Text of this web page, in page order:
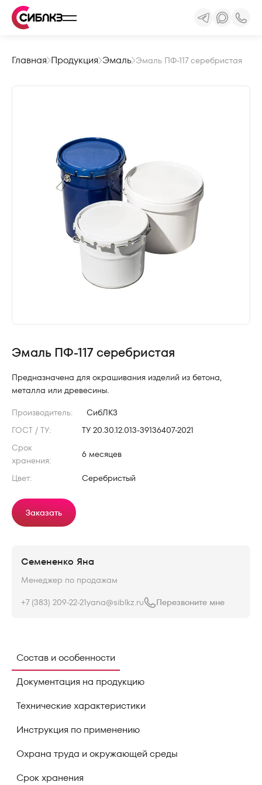
Главная Продукция Эмаль Эмаль ПФ-117 серебристая
Эмаль ПФ-117 серебристая
Предназначена для окрашивания изделий из бетона,
металла или древесины.
Производитель:
СибЛКЗ
ГОСТ / ТУ:
ТУ 20.30.12.013-39136407-2021
Срок
хранения:
6 месяцев
Цвет: Серебристый
Заказать
Семененко Яна
Менеджер по продажам
+7 (383) 209-22-21yana@siblkz.ru Перезвоните мне
Состав и особенности
Документация на продукцию
Технические характеристики
Инструкция по применению
Охрана труда и окружающей среды
Срок хранения